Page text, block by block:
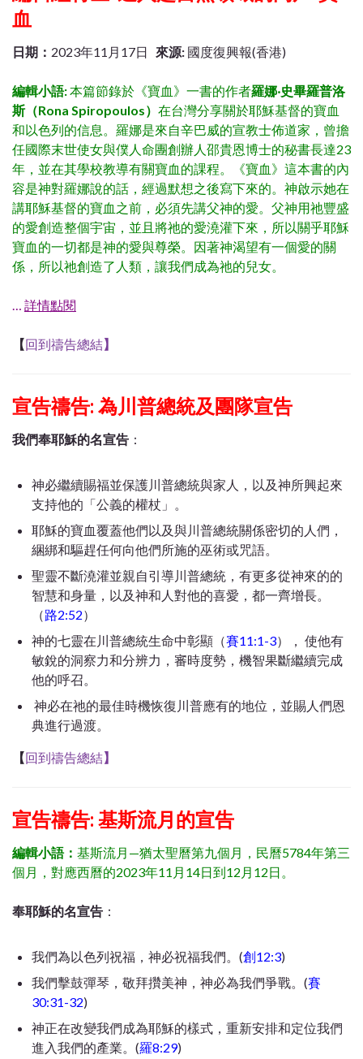
血
日期： 2023年11月17日 來源: 國度復興報(香港)
編輯小語:本篇節錄於《寶血》一書的作者羅娜‧史畢羅普洛
斯（Rona Spiropoulos） 在台灣分享關於耶穌基督的寶血
和以色列的信息。羅娜是來自辛巴威的宣教士佈道家，曾擔
任國際末世使女與僕人命團創辦人邵貴恩博士的秘書長達23
年，並在其學校教導有關寶血的課程。
《寶血》這本書的內
容是神對羅娜說的話，經過默想之後寫下來的。神啟示她在
講耶穌基督的寶血之前，必須先講父神的愛。父神用祂豐盛
的愛創造整個宇宙，並且將祂的愛澆灌下來，所以關乎耶穌
寶血的一切都是神的愛與尊榮。因著神渴望有一個愛的關
係，所以祂創造了人類，讓我們成為祂的兒女。
詳情點閱
【回到禱告總結】
宣告禱告: 為川普總統及團隊宣告
我們奉耶穌的名宣告 ：
神必繼續賜福並保護川普總統與家人，以及神所興起來
支持他的「公義的權杖」。
耶穌的寶血覆蓋他們以及與川普總統關係密切的人們，
綑綁和驅趕任何向他們所施的巫術或咒語。
聖靈不斷澆灌並親自引導川普總統，有更多從神來的的
智慧和身量，以及神和人對他的喜愛，都一齊增長。
（路2:52）
神的七靈在川普總統生命中彰顯（賽11:1-3）， 使他有
敏銳的洞察力和分辨力，審時度勢，機智果斷繼續完成
他的呼召。
神必在祂的最佳時機恢復川普應有的地位，並賜人們恩
典進行過渡。
【回到禱告總結】
宣告禱告: 基斯流月的宣告
編輯小語： 基斯流月—猶太聖曆第九個月，民曆5784年第三
個月，對應西曆的2023年11月14日到12月12日。
奉耶穌的名宣告 ：
我們為以色列祝福，神必祝福我們。(創12:3)
我們擊鼓彈琴，敬拜攢美神，神必為我們爭戰。(賽
30:31-32)
神正在改變我們成為耶穌的樣式，重新安排和定位我們
進入我們的產業。(羅8:29)